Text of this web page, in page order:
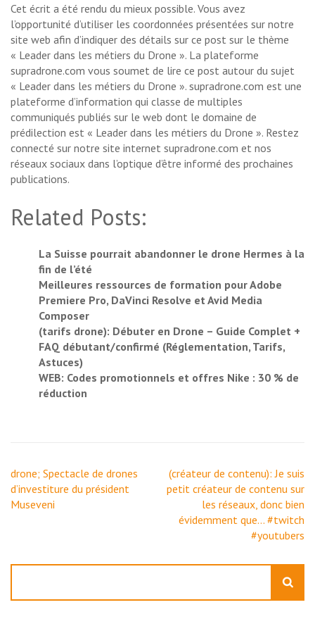
Cet écrit a été rendu du mieux possible. Vous avez
l’opportunité d’utiliser les coordonnées présentées sur notre
site web afin d’indiquer des détails sur ce post sur le thème
« Leader dans les métiers du Drone ». La plateforme
supradrone.com vous soumet de lire ce post autour du sujet
« Leader dans les métiers du Drone ». supradrone.com est une
plateforme d’information qui classe de multiples
communiqués publiés sur le web dont le domaine de
prédilection est « Leader dans les métiers du Drone ». Restez
connecté sur notre site internet supradrone.com et nos
réseaux sociaux dans l’optique d’être informé des prochaines
publications.
Related Posts:
La Suisse pourrait abandonner le drone Hermes à la
fin de l’été
Meilleures ressources de formation pour Adobe
Premiere Pro, DaVinci Resolve et Avid Media
Composer
(tarifs drone): Débuter en Drone – Guide Complet +
FAQ débutant/confirmé (Réglementation, Tarifs,
Astuces)
WEB: Codes promotionnels et offres Nike : 30 % de
réduction
Navigation
de
l’article
drone; Spectacle de drones
d’investiture du président
Museveni
(créateur de contenu): Je suis
petit créateur de contenu sur
les réseaux, donc bien
évidemment que… #twitch
#youtubers